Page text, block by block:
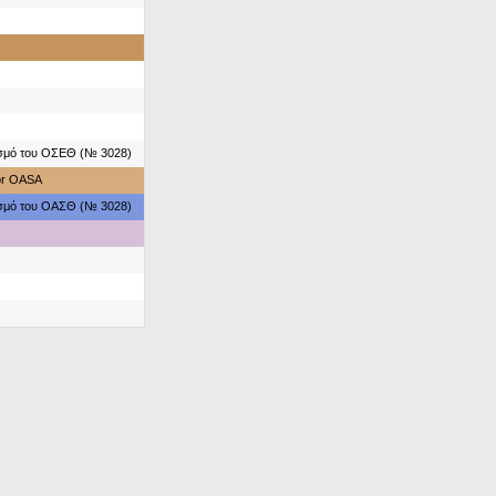
του ΟΣΕΘ (№ 3028)
OASA
του ΟΑΣΘ (№ 3028)